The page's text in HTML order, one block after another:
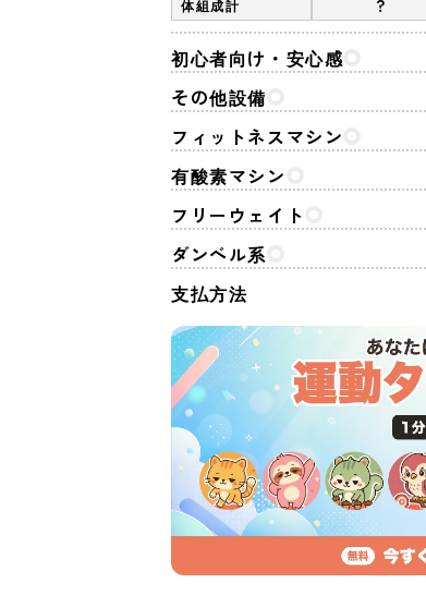
体組成計
初心者向け・安心感
その他設備
フィットネスマシン
有酸素マシン
フリーウェイト
ダンベル系
支払方法